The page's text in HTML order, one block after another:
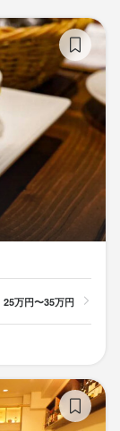
25万円〜35万円